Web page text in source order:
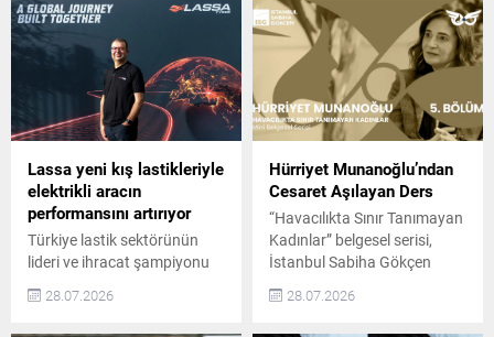
3,5 tondan 250 tona kadar
uzanan geniş kamyon ve
kamyonet portföyünü
sergileyecek. MAN, hem
geleneksel hem de elektrikli
tahrik sistemine sahip yeni
nesil araçlarının yanı sıra,
operasyonel verimliliği
artıracak dijital...
Sahili’nde düzenlenecek 6.
Red Bull Uçuş Günü’nün
sponsoru oldu. İş birliği
kapsamında, uçuş aracına
dönüştürülecek özel Citroën
Ami’nin tasarımı sosyal
medya kullanıcılarının
oylarıyla belirlenecek. Üç
farklı tasarım arasından 16
Ağustos’a kadar en fazla
beğeniyi alan çalışma,...
Lassa yeni kış lastikleriyle
elektrikli aracın
performansını artırıyor
Türkiye lastik sektörünün
lideri ve ihracat şampiyonu
Brisa’nın dünya çapında
tüketiciyle buluşan markası
28.07.2026
Hürriyet Munanoğlu’ndan
Cesaret Aşılayan Ders
“Havacılıkta Sınır Tanımayan
Kadınlar” belgesel serisi,
İstanbul Sabiha Gökçen
(ISG) Uluslararası
Havalimanı’nın kuruluşunun
28.07.2026